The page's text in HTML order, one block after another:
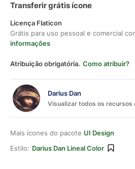
Transferir grátis ícone
Licença Flaticon
Grátis para uso pessoal e comercial
informações
Atribuição obrigatória. Como atribuir?
Darius Dan
Visualizar todos os recursos
Mais ícones do pacote UI Design
Estilo: Darius Dan Lineal Color